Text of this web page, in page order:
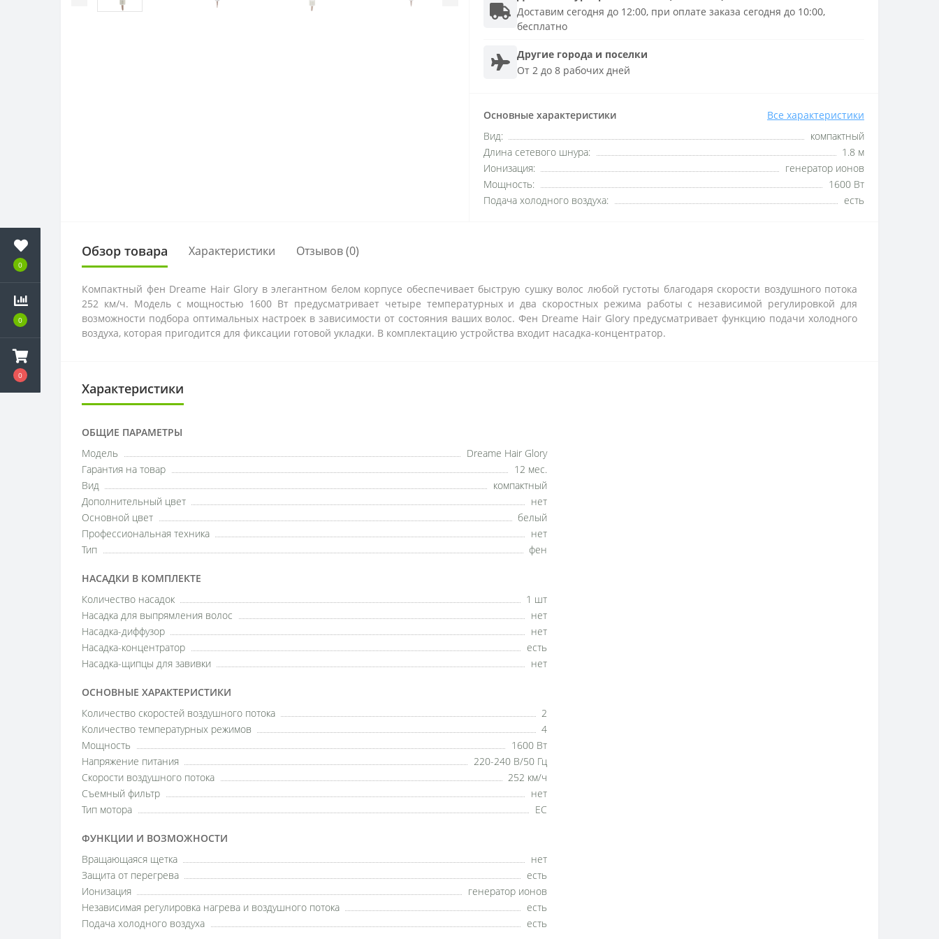
0
0
0
Доставим сегодня до 12:00, при оплате заказа сегодня до 10:00,
бесплатно
Другие города и поселки
От 2 до 8 рабочих дней
Основные характеристики Все характеристики
Вид:
компактный
Длина сетевого шнура:
1.8 м
Ионизация:
генератор ионов
Мощность:
1600 Вт
Подача холодного воздуха:
есть
Обзор товара Характеристики Отзывов (0)
Компактный фен Dreame Hair Glory в элегантном белом корпусе обеспечивает быструю сушку волос любой густоты благодаря скорости воздушного потока
252 км/ч. Модель с мощностью 1600 Вт предусматривает четыре температурных и два скоростных режима работы с независимой регулировкой для
возможности подбора оптимальных настроек в зависимости от состояния ваших волос. Фен Dreame Hair Glory предусматривает функцию подачи холодного
воздуха, которая пригодится для фиксации готовой укладки. В комплектацию устройства входит насадка-концентратор.
Характеристики
ОБЩИЕ ПАРАМЕТРЫ
Модель
Dreame Hair Glory
Гарантия на товар
12 мес.
Вид
компактный
Дополнительный цвет
нет
Основной цвет
белый
Профессиональная техника
нет
Тип
фен
НАСАДКИ В КОМПЛЕКТЕ
Количество насадок
1 шт
Насадка для выпрямления волос
нет
Насадка-диффузор
нет
Насадка-концентратор
есть
Насадка-щипцы для завивки
нет
ОСНОВНЫЕ ХАРАКТЕРИСТИКИ
Количество скоростей воздушного потока
2
Количество температурных режимов
4
Мощность
1600 Вт
Напряжение питания
220-240 В/50 Гц
Скорости воздушного потока
252 км/ч
Съемный фильтр
нет
Тип мотора
EC
ФУНКЦИИ И ВОЗМОЖНОСТИ
Вращающаяся щетка
нет
Защита от перегрева
есть
Ионизация
генератор ионов
Независимая регулировка нагрева и воздушного потока
есть
Подача холодного воздуха
есть